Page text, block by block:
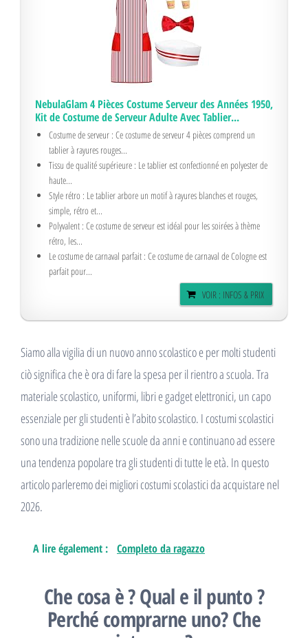
NebulaGlam 4 Pièces Costume Serveur des Années 1950,
Kit de Costume de Serveur Adulte Avec Tablier...
Costume de serveur : Ce costume de serveur 4 pièces comprend un
tablier à rayures rouges...
Tissu de qualité supérieure : Le tablier est confectionné en polyester de
haute...
Style rétro : Le tablier arbore un motif à rayures blanches et rouges,
simple, rétro et...
Polyvalent : Ce costume de serveur est idéal pour les soirées à thème
rétro, les...
Le costume de carnaval parfait : Ce costume de carnaval de Cologne est
parfait pour...
VOIR : INFOS & PRIX
Siamo alla vigilia di un nuovo anno scolastico e per molti studenti
ciò significa che è ora di fare la spesa per il rientro a scuola. Tra
materiale scolastico, uniformi, libri e gadget elettronici, un capo
essenziale per gli studenti è l’abito scolastico. I costumi scolastici
sono una tradizione nelle scuole da anni e continuano ad essere
una tendenza popolare tra gli studenti di tutte le età. In questo
articolo parleremo dei migliori costumi scolastici da acquistare nel
2026.
A lire également : Completo da ragazzo
Che cosa è ? Qual e il punto ?
Perché comprarne uno? Che